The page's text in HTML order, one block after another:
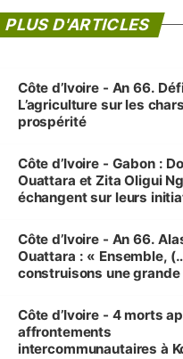
PLUS D'ARTICLES
Côte d’Ivoire - An 66.
L’agriculture sur les
prospérité
Côte d’Ivoire - Gabon :
Ouattara et Zita Oligui
échangent sur leurs
enfants
Côte d’Ivoire - An 66.
Ouattara : « Ensemble,
construisons une grande
générations futures »
Côte d’Ivoire - 4 morts
affrontements
intercommunautaires à